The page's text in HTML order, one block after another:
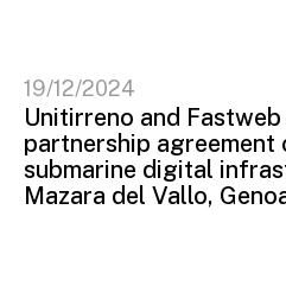
19/12/2024
Unitirreno and
partnership agreement
submarine digital
Mazara del Vallo,